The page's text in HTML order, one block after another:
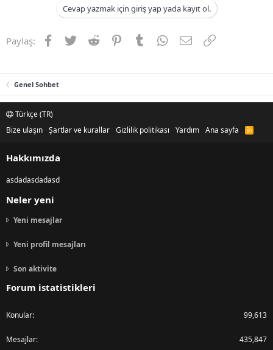
Cevap yazmak için giriş yap yada kayıt ol.
Paylaş: Facebook
TwitterReddit PinterestTumblrWhatsApp
E-postaLink
Genel Sohbet
Türkçe (TR)
Bize ulaşın Şartlar ve kurallar Gizlilik politikası Yardım Ana sayfa
R
S
Hakkımızda
asdadasdadasd
Neler yeni
Yeni mesajlar
Yeni profil mesajları
Son aktivite
Forum istatistikleri
Konular 99,613
Mesajlar 435,847